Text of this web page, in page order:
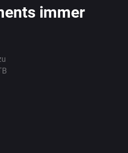
immer